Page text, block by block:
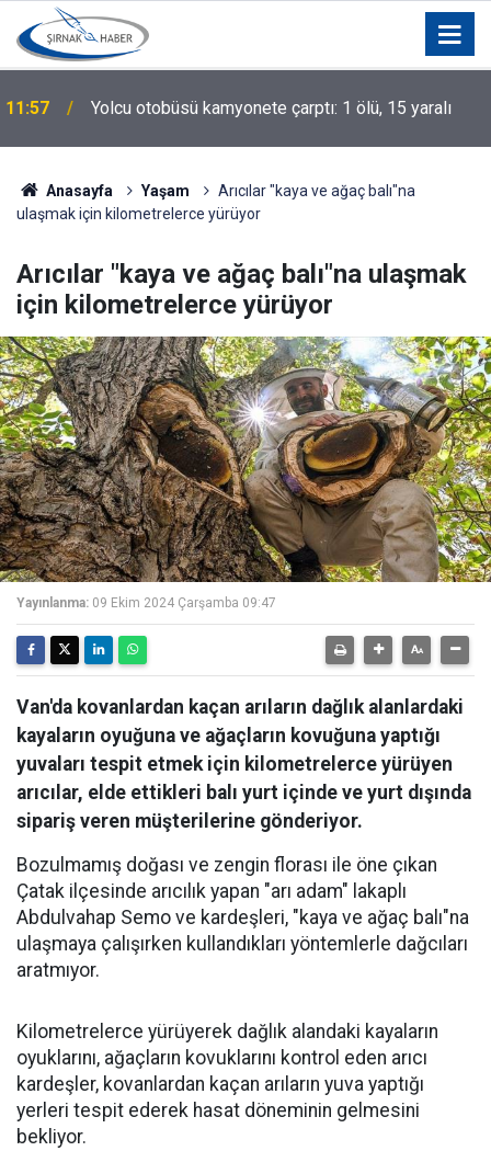
11:57 Yolcu otobüsü kamyonete çarptı: 1 ölü, 15 yaralı
Anasayfa Yaşam
Arıcılar "kaya ve ağaç balı"na
ulaşmak için kilometrelerce yürüyor
Arıcılar "kaya ve ağaç balı"na ulaşmak
için kilometrelerce yürüyor
Yayınlanma: 09 Ekim 2024 Çarşamba 09:47
Van'da kovanlardan kaçan arıların dağlık alanlardaki
kayaların oyuğuna ve ağaçların kovuğuna yaptığı
yuvaları tespit etmek için kilometrelerce yürüyen
arıcılar, elde ettikleri balı yurt içinde ve yurt dışında
sipariş veren müşterilerine gönderiyor.
Bozulmamış doğası ve zengin florası ile öne çıkan
Çatak ilçesinde arıcılık yapan "arı adam" lakaplı
Abdulvahap Semo ve kardeşleri, "kaya ve ağaç balı"na
ulaşmaya çalışırken kullandıkları yöntemlerle dağcıları
aratmıyor.
Kilometrelerce yürüyerek dağlık alandaki kayaların
oyuklarını, ağaçların kovuklarını kontrol eden arıcı
kardeşler, kovanlardan kaçan arıların yuva yaptığı
yerleri tespit ederek hasat döneminin gelmesini
bekliyor.